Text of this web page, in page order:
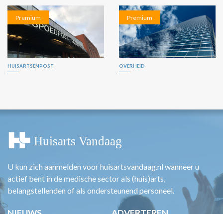
Premium
HUISARTSENPOST
Premium
OVERHEID
U kun zich aanmelden voor huisartsvandaag.nl wanneer u
actief bent in de medische sector als (huis)arts,
belangstellenden of als ondersteunend personeel.